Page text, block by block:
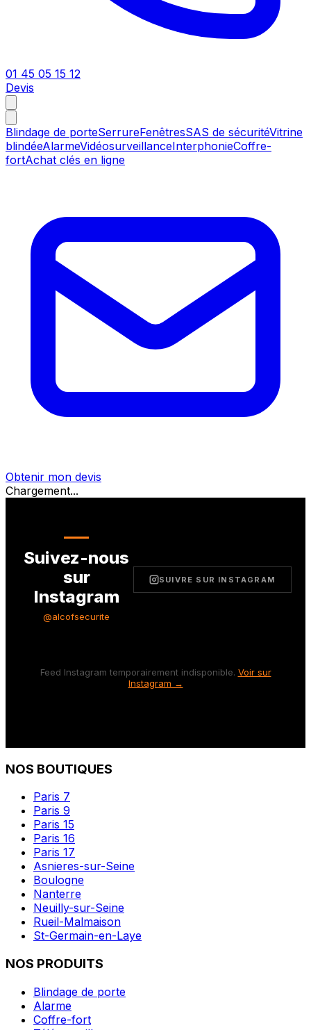
01 45 05 15 12
Devis
Blindage de porteSerrureFenêtresSAS de sécuritéVitrine
blindéeAlarmeVidéosurveillanceInterphonieCoffre-
fortAchat clés en ligne
Obtenir mon devis
Chargement...
Suivez-nous
sur
Instagram
@alcofsecurite
SUIVRE SUR INSTAGRAM
Feed Instagram temporairement indisponible. Voir sur
Instagram →
NOS BOUTIQUES
Paris 7
Paris 9
Paris 15
Paris 16
Paris 17
Asnieres-sur-Seine
Boulogne
Nanterre
Neuilly-sur-Seine
Rueil-Malmaison
St-Germain-en-Laye
NOS PRODUITS
Blindage de porte
Alarme
Coffre-fort